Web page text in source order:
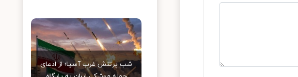
شب پرتنش غرب آسیا؛ از ادعای